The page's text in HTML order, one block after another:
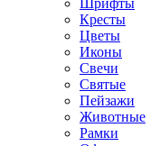
Шрифты
Кресты
Цветы
Иконы
Свечи
Святые
Пейзажи
Животные
Рамки